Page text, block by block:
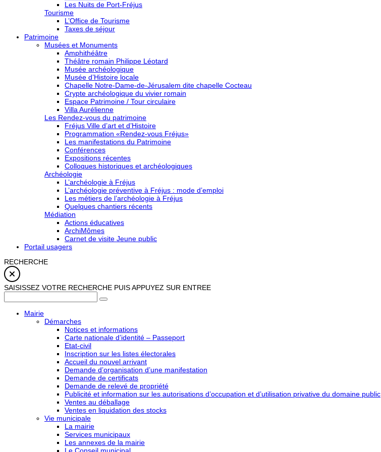
Les Nuits de Port-Fréjus
Tourisme
L’Office de Tourisme
Taxes de séjour
Patrimoine
Musées et Monuments
Amphithéâtre
Théâtre romain Philippe Léotard
Musée archéologique
Musée d’Histoire locale
Chapelle Notre-Dame-de-Jérusalem dite chapelle Cocteau
Crypte archéologique du vivier romain
Espace Patrimoine / Tour circulaire
Villa Aurélienne
Les Rendez-vous du patrimoine
Fréjus Ville d’art et d’Histoire
Programmation «Rendez-vous Fréjus»
Les manifestations du Patrimoine
Conférences
Expositions récentes
Colloques historiques et archéologiques
Archéologie
L’archéologie à Fréjus
L’archéologie préventive à Fréjus : mode d’emploi
Les métiers de l’archéologie à Fréjus
Quelques chantiers récents
Médiation
Actions éducatives
ArchiMômes
Carnet de visite Jeune public
Portail usagers
RECHERCHE
SAISISSEZ VOTRE RECHERCHE PUIS APPUYEZ SUR ENTREE
Mairie
Démarches
Notices et informations
Carte nationale d’identité – Passeport
Etat-civil
Inscription sur les listes électorales
Accueil du nouvel arrivant
Demande d’organisation d’une manifestation
Demande de certificats
Demande de relevé de propriété
Publicité et information sur les autorisations d’occupation et d’utilisation privative du domaine public
Ventes au déballage
Ventes en liquidation des stocks
Vie municipale
La mairie
Services municipaux
Les annexes de la mairie